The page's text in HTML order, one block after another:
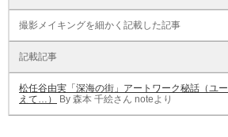
撮影メイキングを細かく記載した記事
記載記事
松任谷由実「深海の街」アートワーク秘話（ユ
えて…）
By 森本 千絵さん noteより